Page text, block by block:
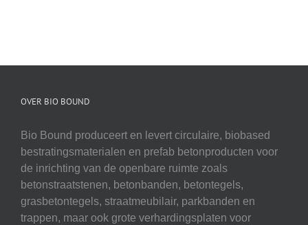
OVER BIO BOUND
Bio Bound produceert en levert circulaire, biobased
bestratingsmaterialen en prefab betonproducten voor
de inrichting van de openbare ruimte zoals
betonstraatstenen, betonbanden, betontegels,
grasbetontegels, straatmeubilair, parkbanden en
trappen, maar ook grote verhardingsplaten voor